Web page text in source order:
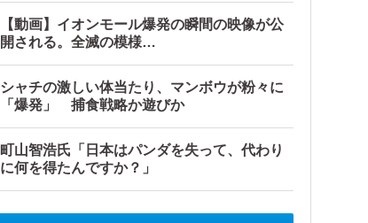
【動画】イオンモール爆発の瞬間の映像が公
開される。全滅の模様…
シャチの激しい体当たり、マンボウが粉々に
「爆発」 捕食戦略か遊びか
町山智浩氏「日本はパンダを失って、代わり
に何を得たんですか？」